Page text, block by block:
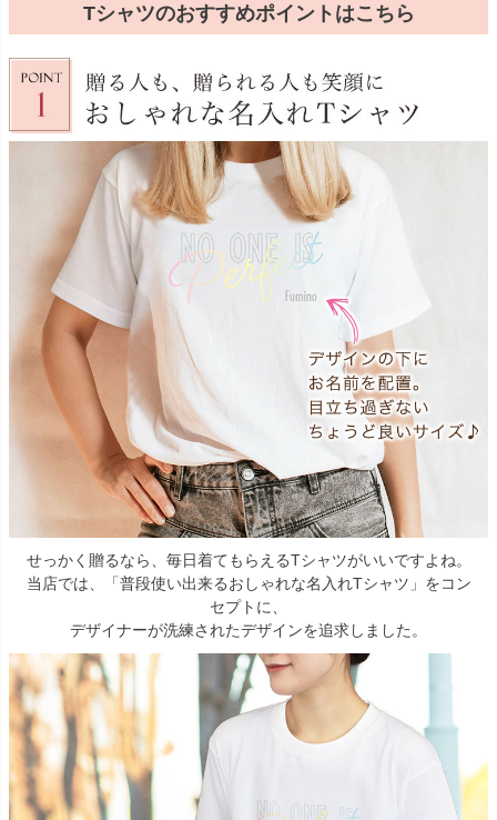
Tシャツのおすすめポイントはこちら
せっかく贈るなら、毎日着てもらえるTシャツがいいですよね。
当店では、「普段使い出来るおしゃれな名入れTシャツ」をコン
セプトに、
デザイナーが洗練されたデザインを追求しました。